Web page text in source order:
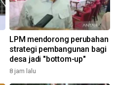
LPM mendorong perubahan
strategi pembangunan bagi
desa jadi "bottom-up"
8 jam lalu